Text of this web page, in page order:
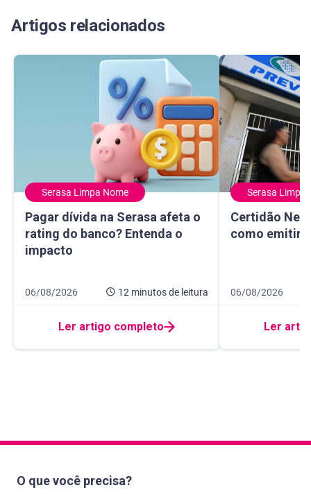
Artigos relacionados
Serasa Limpa Nome
Pagar dívida na Serasa afeta o
rating do banco? Entenda o
impacto
Pagar dívida na Serasa afeta o rating do banco? Entenda
Data de publicação 6 de agosto de 2026
06/08/2026 12 minutosde leitura
12 minutos de leitura
Ler artigo completo
Serasa Limpa
Certidão
como emitir
Certidão
Data de
06/08/2026
8 minutos de
Ler
O que você precisa?